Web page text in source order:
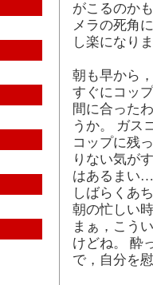
がこるのか
メラの死角
し楽になり
朝も早から
すぐにコッ
間に合った
うか。 ガス
コップに残
りない気が
はあるまい
しばらくあ
朝の忙しい
まぁ，こう
けどね。 酔
で，自分を